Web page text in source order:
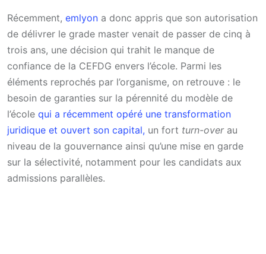
Récemment, emlyon a donc appris que son autorisation
de délivrer le grade master venait de passer de cinq à
trois ans, une décision qui trahit le manque de
confiance de la CEFDG envers l’école. Parmi les
éléments reprochés par l’organisme, on retrouve : le
besoin de garanties sur la pérennité du modèle de
l’école qui a récemment opéré une transformation
juridique et ouvert son capital, un fort turn-overau
niveau de la gouvernance ainsi qu’une mise en garde
sur la sélectivité, notamment pour les candidats aux
admissions parallèles.